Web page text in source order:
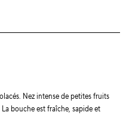
Nez intense de petites fruits
bouche est fraîche, sapide et